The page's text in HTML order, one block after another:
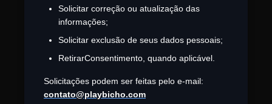
Solicitar correção ou atualização das
informações;
Solicitar exclusão de seus dados pessoais;
RetirarConsentimento, quando aplicável.
Solicitações podem ser feitas pelo e-mail:
contato@playbicho.com